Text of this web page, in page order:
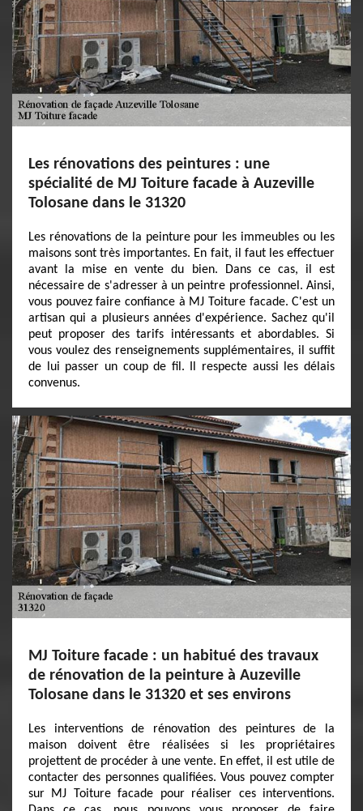
Les rénovations des peintures : une
spécialité de MJ Toiture facade à Auzeville
Tolosane dans le 31320
Les rénovations de la peinture pour les immeubles ou les
maisons sont très importantes. En fait, il faut les effectuer
avant la mise en vente du bien. Dans ce cas, il est
nécessaire de s'adresser à un peintre professionnel. Ainsi,
vous pouvez faire confiance à MJ Toiture facade. C'est un
artisan qui a plusieurs années d'expérience. Sachez qu'il
peut proposer des tarifs intéressants et abordables. Si
vous voulez des renseignements supplémentaires, il suffit
de lui passer un coup de fil. Il respecte aussi les délais
convenus.
MJ Toiture facade : un habitué des travaux
de rénovation de la peinture à Auzeville
Tolosane dans le 31320 et ses environs
Les interventions de rénovation des peintures de la
maison doivent être réalisées si les propriétaires
projettent de procéder à une vente. En effet, il est utile de
contacter des personnes qualifiées. Vous pouvez compter
sur MJ Toiture facade pour réaliser ces interventions.